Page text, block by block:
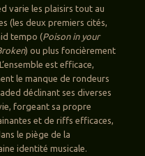
varie les plaisirs tout au
(les deux premiers cités,
tempo (Poison in your
) ou plus foncièrement
est efficace,
le manque de rondeurs
déclinant ses diverses
forgeant sa propre
et de riffs efficaces,
le piège de la
identité musicale.